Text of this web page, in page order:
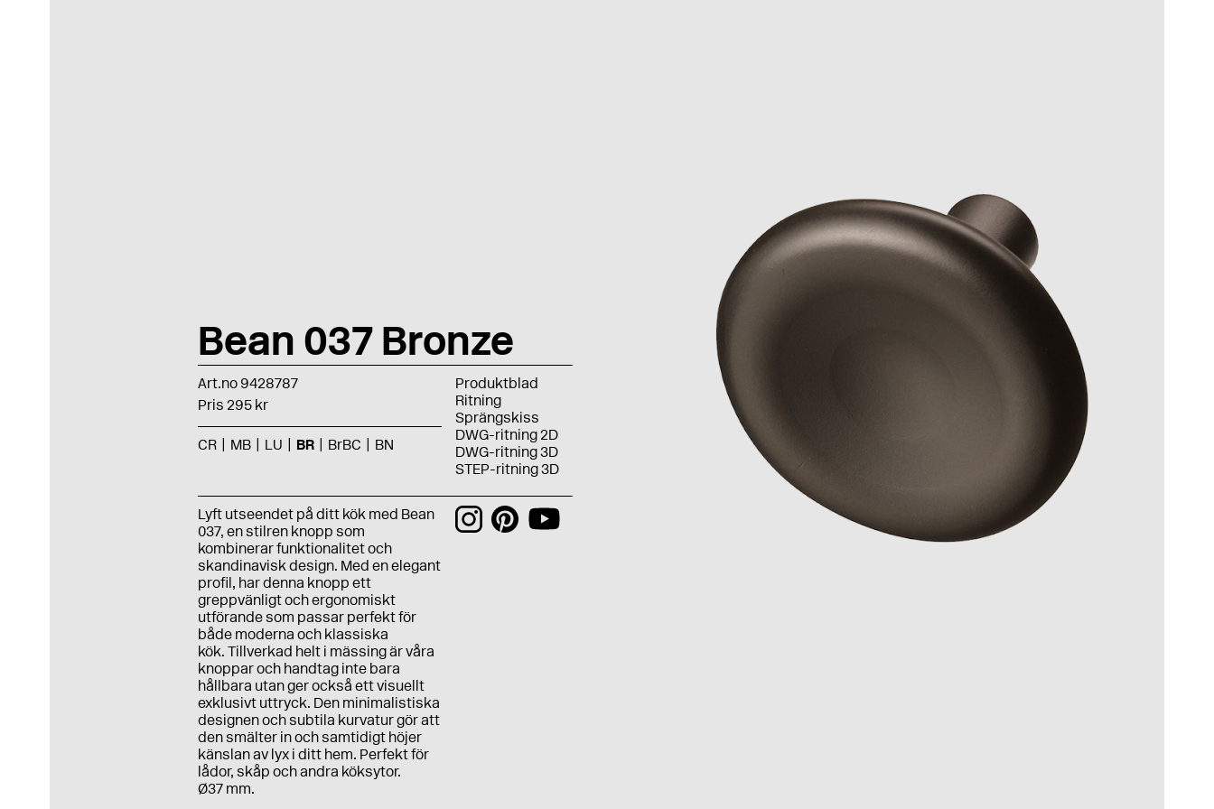
Bean 037 Bronze
Art.no 9428787
Pris 295 kr
CR MB LU BR BrBC BN
Produktblad
Ritning
Sprängskiss
DWG-ritning 2D
DWG-ritning 3D
STEP-ritning 3D
Lyft utseendet på ditt kök med Bean
037, en stilren knopp som
kombinerar funktionalitet och
skandinavisk design. Med en elegant
profil, har denna knopp ett
greppvänligt och ergonomiskt
utförande som passar perfekt för
både moderna och klassiska
kök. Tillverkad helt i mässing är våra
knoppar och handtag inte bara
hållbara utan ger också ett visuellt
exklusivt uttryck. Den minimalistiska
designen och subtila kurvatur gör att
den smälter in och samtidigt höjer
känslan av lyx i ditt hem. Perfekt för
lådor, skåp och andra köksytor.
Ø37 mm.